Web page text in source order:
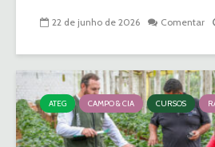
22 de junho de 2026 Comentar
ATEG CAMPO & CIA CURSOS